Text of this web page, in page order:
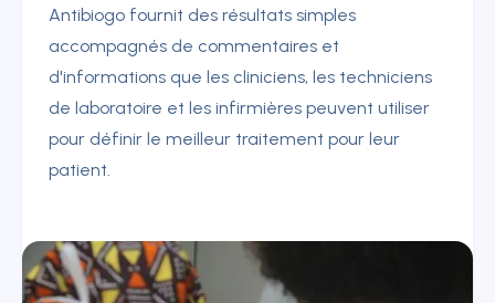
Antibiogo fournit des résultats simples
accompagnés de commentaires et
d'informations que les cliniciens, les techniciens
de laboratoire et les infirmières peuvent utiliser
pour définir le meilleur traitement pour leur
patient.